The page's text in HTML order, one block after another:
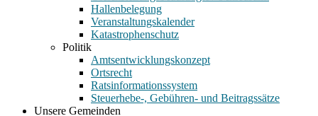
Hallenbelegung
Veranstaltungskalender
Katastrophenschutz
Politik
Amtsentwicklungskonzept
Ortsrecht
Ratsinformationssystem
Steuerhebe-, Gebühren- und Beitragssätze
Unsere Gemeinden